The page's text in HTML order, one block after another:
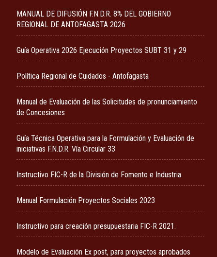
MANUAL DE DIFUSIÓN F.N.D.R. 8% DEL GOBIERNO
REGIONAL DE ANTOFAGASTA 2026
Guía Operativa 2026 Ejecución Proyectos SUBT 31 y 29
Política Regional de Cuidados - Antofagasta
Manual de Evaluación de las Solicitudes de pronunciamiento
de Concesiones
Guía Técnica Operativa para la Formulación y Evaluación de
iniciativas F.N.D.R. Vía Circular 33
Instructivo FIC-R de la División de Fomento e Industria
Manual Formulación Proyectos Sociales 2023
Instructivo para creación presupuestaria FIC-R 2021.
Modelo de Evaluación Ex post, para proyectos aprobados